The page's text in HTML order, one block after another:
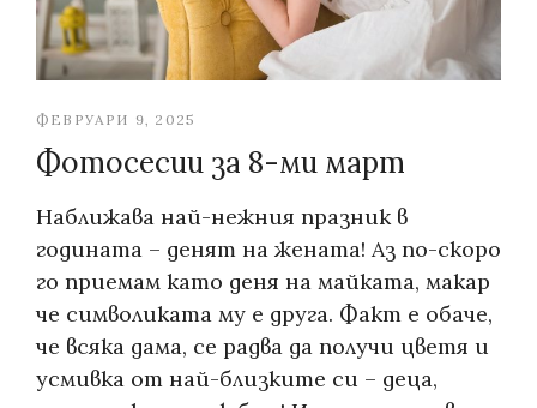
ФЕВРУАРИ 9, 2025
Фотосесии за 8-ми март
Наближава най-нежния празник в
годината – денят на жената! Аз по-скоро
го приемам като деня на майката, макар
че символиката му е друга. Факт е обаче,
че всяка дама, се радва да получи цветя и
усмивка от най-близките си – деца,